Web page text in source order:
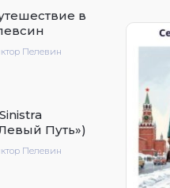
в
Пелевин
Путь»)
Пелевин